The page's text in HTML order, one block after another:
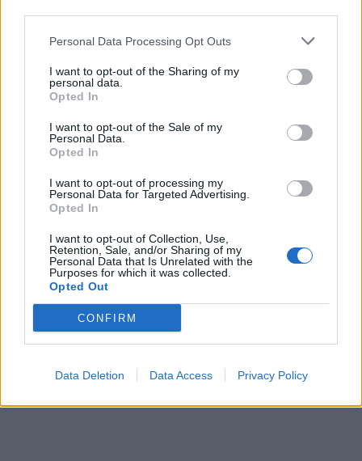
Personal Data Processing Opt Outs
I want to opt-out of the Sharing of my
personal data.
Opted In
I want to opt-out of the Sale of my
Personal Data.
Opted In
I want to opt-out of processing my
Personal Data for Targeted Advertising.
Opted In
I want to opt-out of Collection, Use,
Retention, Sale, and/or Sharing of my
Personal Data that Is Unrelated with the
Purposes for which it was collected.
Opted Out
CONFIRM
Data Deletion Data Access Privacy Policy
ανάσα, γιατί, κακά τα ψέματα, είναι ό,τι
πολυτιμότερο έχω»